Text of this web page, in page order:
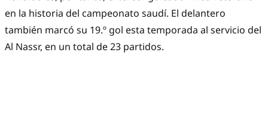
en la historia del campeonato saudí. El delantero
también marcó su 19.º gol esta temporada al servicio del
Al Nassr, en un total de 23 partidos.